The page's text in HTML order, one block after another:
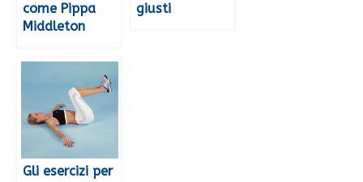
come Pippa
Middleton
giusti
Gli esercizi per